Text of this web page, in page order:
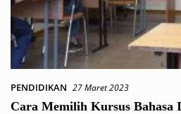
PENDIDIKAN 27 Maret 2023
Cara Memilih Kursus Bahasa